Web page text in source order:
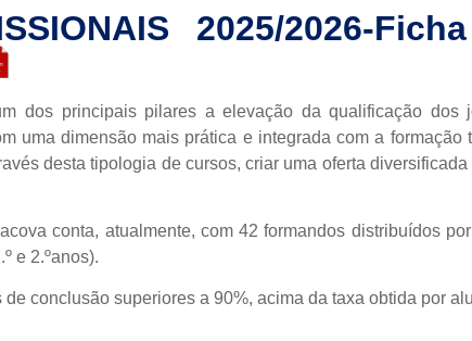
2025/2026-
dos principais pilares a elevação da qualificação
uma dimensão mais prática e integrada com a
desta tipologia de cursos, criar uma oferta
conta, atualmente, com 42 formandos distribuídos
e 2.ºanos).
conclusão superiores a 90%, acima da taxa obtida por